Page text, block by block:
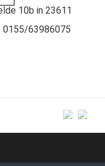
10b in 23611
0155/63986075